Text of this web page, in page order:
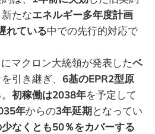
たなエネルギー多年度計画
れている中での先行的対応で
にマクロン大統領が発表したベ
引き継ぎ、 6基のEPR2型原
初稼働は2038年を予定して
年からの3年延期となってい
なくとも50％をカバーする